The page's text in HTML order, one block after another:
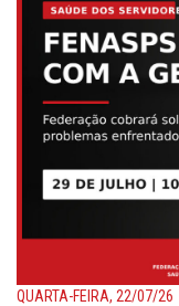
QUARTA-FEIRA, 22/07/26